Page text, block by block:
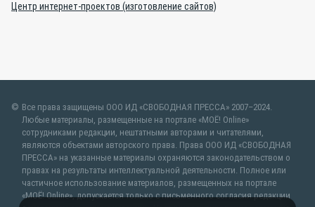
Центр интернет-проектов (изготовление сайтов)
Все права защищены ООО ИД «СВОБОДНАЯ ПРЕССА» 2007–2024.
Любые материалы, размещенные на портале «МОЁ! Online»
сотрудниками редакции, нештатными авторами и читателями,
являются объектами авторского права. Права ООО ИД «СВОБОДНАЯ
ПРЕССА» на указанные материалы охраняются законодательством о
правах на результаты интеллектуальной деятельности. Полное или
частичное использование материалов, размещенных на портале
«МОЁ! Online», допускается только с письменного согласия редакции